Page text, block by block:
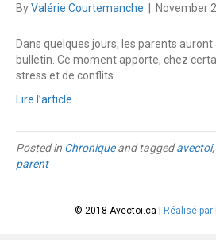
ByValérie Courtemanche November
Dans quelques jours, les parents
bulletin. Ce moment apporte, chez
stress et de conflits.
Lire l’article
Posted in Chroniqueand taggedavectoi,
parent
© 2018 Avectoi.ca | Réalisé